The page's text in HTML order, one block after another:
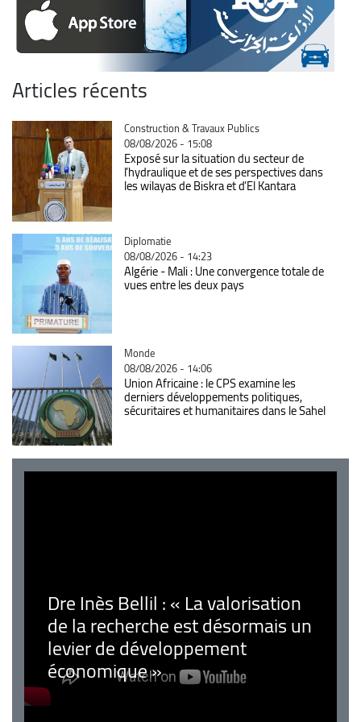
Articles récents
Catégorie
Construction & Travaux Publics
08/08/2026 - 15:08
Exposé sur la situation du secteur de
l’hydraulique et de ses perspectives dans
les wilayas de Biskra et d’El Kantara
Catégorie
Diplomatie
08/08/2026 - 14:23
Algérie - Mali : Une convergence totale de
vues entre les deux pays
Catégorie
Monde
08/08/2026 - 14:06
Union Africaine : le CPS examine les
derniers développements politiques,
sécuritaires et humanitaires dans le Sahel
Dre Inès Bellil : « La valorisation
de la recherche est désormais un
levier de développement
économique »